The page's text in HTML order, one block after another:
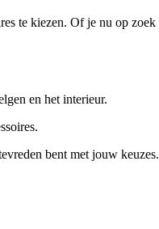
te kiezen. Of je nu op zoek
en het interieur.
bent met jouw keuzes.